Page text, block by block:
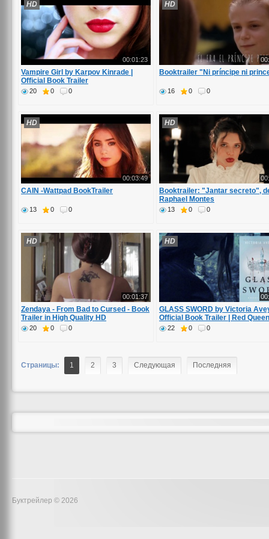
00:01:23
HD
Vampire Girl by Karpov Kinrade |
Official Book Trailer
20 0 0
HD
Booktrailer "Ni príncipe ni
16 0 0
00:03:49
HD
CAIN -Wattpad BookTrailer
13 0 0
HD
Booktrailer: "Jantar secreto",
Raphael Montes
13 0 0
00:01:37
HD
Zendaya - From Bad to Cursed - Book
Trailer in High Quality HD
20 0 0
HD
GLASS SWORD by Victoria
Official Book Trailer | Red Queen
Series
22 0 0
Страницы: 1 2 3 Следующая Последняя
Буктрейлер © 2026